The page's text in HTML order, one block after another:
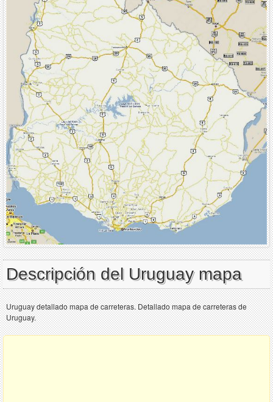
Descripción del Uruguay mapa
Uruguay detallado mapa de carreteras. Detallado mapa de carreteras de
Uruguay.